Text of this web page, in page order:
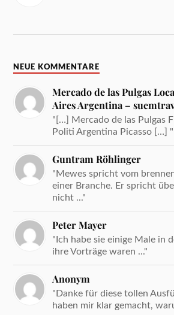
NEUE KOMMENTARE
Mercado de las Pulgas
Aires Argentina –
"[…] Mercado de las Pulgas
Politi Argentina Picasso […] "
Guntram Röhlinger
"Mewes spricht vom
einer Branche. Er spricht
nicht ..."
Peter Mayer
"Ich habe sie einige Male in
ihre Vorträge waren ..."
Anonym
"Danke für diese tollen
haben mir klar gemacht,